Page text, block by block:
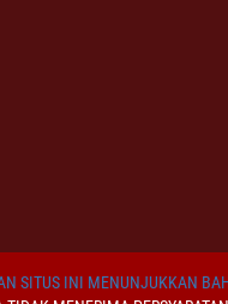
SITUS INI MENUNJUKKAN